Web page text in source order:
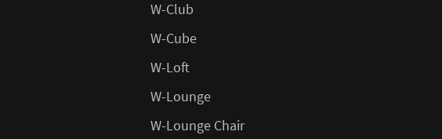
W-Club
W-Cube
W-Loft
W-Lounge
W-Lounge Chair